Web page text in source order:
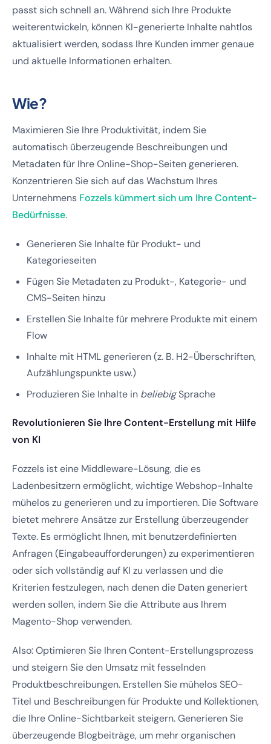
passt sich schnell an. Während sich Ihre Produkte
weiterentwickeln, können KI-generierte Inhalte nahtlos
aktualisiert werden, sodass Ihre Kunden immer genaue
und aktuelle Informationen erhalten.
Wie?
Maximieren Sie Ihre Produktivität, indem Sie
automatisch überzeugende Beschreibungen und
Metadaten für Ihre Online-Shop-Seiten generieren.
Konzentrieren Sie sich auf das Wachstum Ihres
Unternehmens Fozzels kümmert sich um Ihre Content-
Bedürfnisse.
Generieren Sie Inhalte für Produkt- und
Kategorieseiten
Fügen Sie Metadaten zu Produkt-, Kategorie- und
CMS-Seiten hinzu
Erstellen Sie Inhalte für mehrere Produkte mit einem
Flow
Inhalte mit HTML generieren (z. B. H2-Überschriften,
Aufzählungspunkte usw.)
Produzieren Sie Inhalte in beliebigSprache
Revolutionieren Sie Ihre Content-Erstellung mit Hilfe
von KI
Fozzels ist eine Middleware-Lösung, die es
Ladenbesitzern ermöglicht, wichtige Webshop-Inhalte
mühelos zu generieren und zu importieren. Die Software
bietet mehrere Ansätze zur Erstellung überzeugender
Texte. Es ermöglicht Ihnen, mit benutzerdefinierten
Anfragen (Eingabeaufforderungen) zu experimentieren
oder sich vollständig auf KI zu verlassen und die
Kriterien festzulegen, nach denen die Daten generiert
werden sollen, indem Sie die Attribute aus Ihrem
Magento-Shop verwenden.
Also: Optimieren Sie Ihren Content-Erstellungsprozess
und steigern Sie den Umsatz mit fesselnden
Produktbeschreibungen. Erstellen Sie mühelos SEO-
Titel und Beschreibungen für Produkte und Kollektionen,
die Ihre Online-Sichtbarkeit steigern. Generieren Sie
überzeugende Blogbeiträge, um mehr organischen